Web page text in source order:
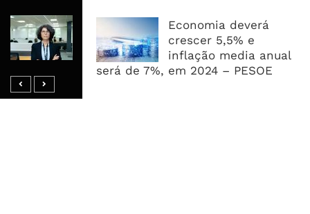
Economia deverá
crescer 5,5% e
inflação media anual
será de 7%, em 2024 – PESOE
Banco De Desenvolvimento Pode
Mobilizar Capital, Mas Governação
Define O Resultado